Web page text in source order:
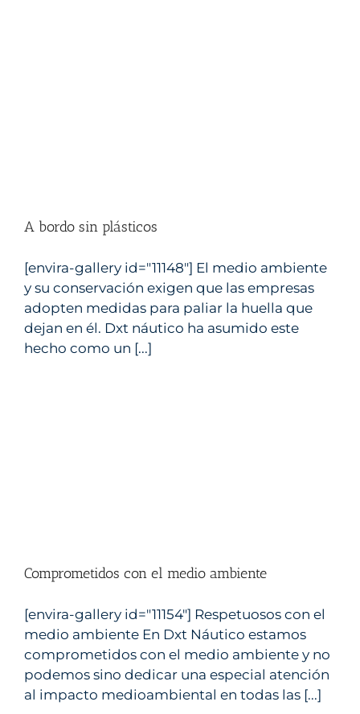
A bordo sin plásticos
[envira-gallery id="11148"] El medio ambiente
y su conservación exigen que las empresas
adopten medidas para paliar la huella que
dejan en él. Dxt náutico ha asumido este
hecho como un [...]
Comprometidos con el medio ambiente
[envira-gallery id="11154"] Respetuosos con el
medio ambiente En Dxt Náutico estamos
comprometidos con el medio ambiente y no
podemos sino dedicar una especial atención
al impacto medioambiental en todas las [...]